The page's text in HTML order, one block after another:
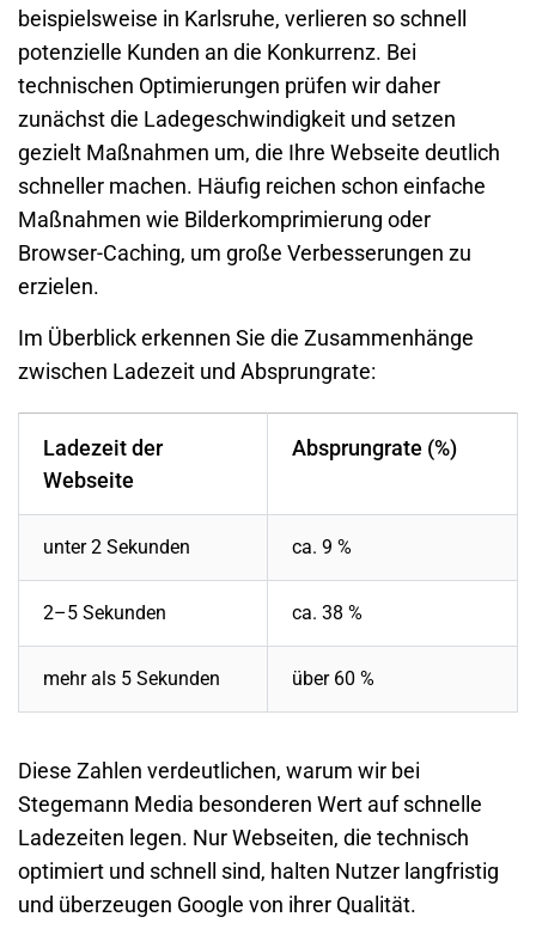
beispielsweise in Karlsruhe, verlieren so schnell
potenzielle Kunden an die Konkurrenz. Bei
technischen Optimierungen prüfen wir daher
zunächst die Ladegeschwindigkeit und setzen
gezielt Maßnahmen um, die Ihre Webseite deutlich
schneller machen. Häufig reichen schon einfache
Maßnahmen wie Bilderkomprimierung oder
Browser-Caching, um große Verbesserungen zu
erzielen.
Im Überblick erkennen Sie die Zusammenhänge
zwischen Ladezeit und Absprungrate:
Ladezeit der
Webseite
Absprungrate (%)
unter 2 Sekunden ca. 9 %
2–5 Sekunden ca. 38 %
mehr als 5 Sekunden über 60 %
Diese Zahlen verdeutlichen, warum wir bei
Stegemann Media besonderen Wert auf schnelle
Ladezeiten legen. Nur Webseiten, die technisch
optimiert und schnell sind, halten Nutzer langfristig
und überzeugen Google von ihrer Qualität.